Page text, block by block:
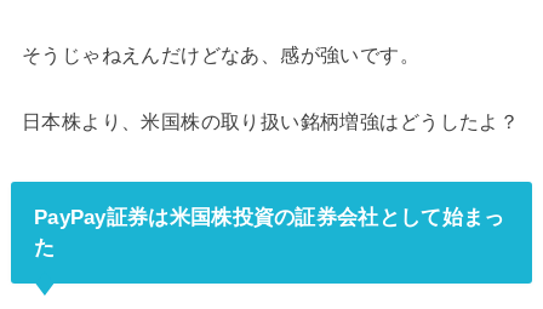
そうじゃねえんだけどなあ、感が強いです。
日本株より、米国株の取り扱い銘柄増強はどうしたよ？
PayPay証券は米国株投資の証券会社として始まっ
た